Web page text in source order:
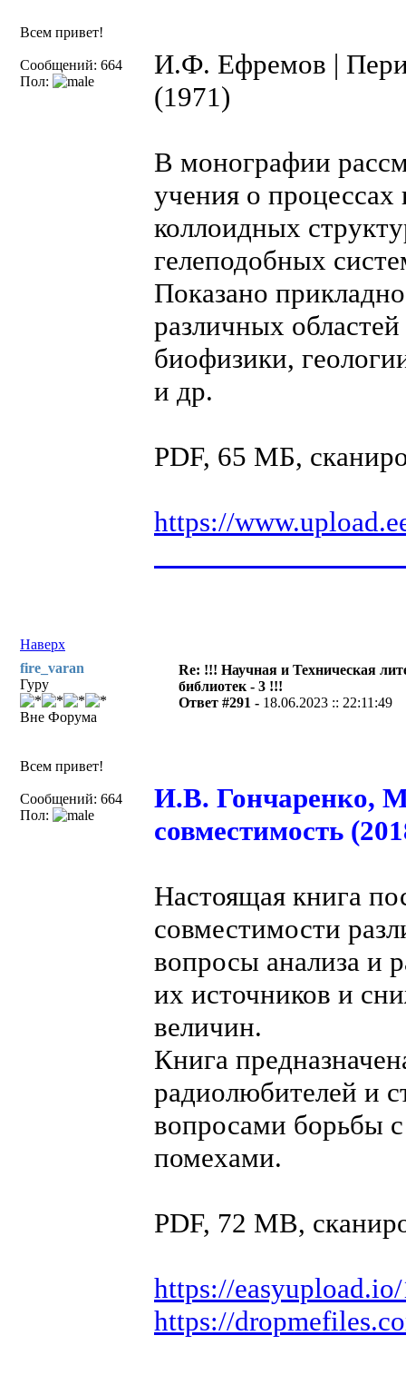
Всем привет!
Сообщений: 664
Пол:
И.Ф. Ефремов |
(1971)
В монографии
учения о
коллоидных
гелеподобных
Показано
различных
биофизики,
и др.
PDF, 65 МБ,
https://
Наверх
fire_varan
Гуру
Вне Форума
Всем привет!
Сообщений: 664
Пол:
Re: !!! Научная и Техническая
библиотек - 3 !!!
Ответ #291 - 18.06.2023 :: 22:11:49
И.В. Гончаренко,
совместимость
Настоящая книга
совместимости
вопросы анализа и
их источников и
величин.
Книга
радиолюбителей и
вопросами борьбы
помехами.
PDF, 72 MB,
https://
https://